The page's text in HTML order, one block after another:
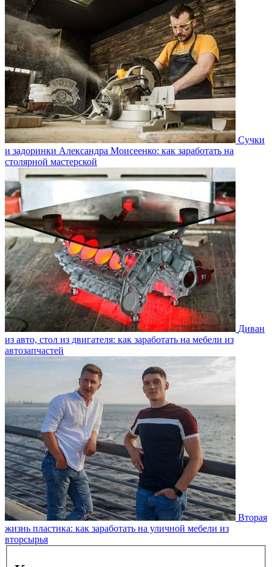
Сучки
и задоринки Александра Моисеенко: как заработать на
столярной мастерской
Диван
из авто, стол из двигателя: как заработать на мебели из
автозапчастей
Вторая
жизнь пластика: как заработать на уличной мебели из
вторсырья